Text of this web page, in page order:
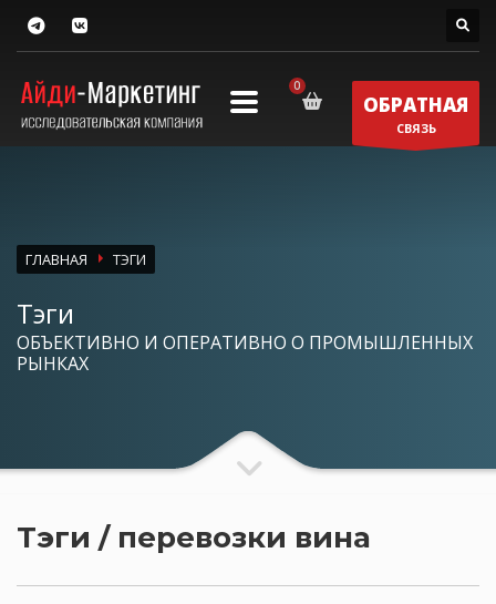
ОБРАТНАЯ
СВЯЗЬ
ГЛАВНАЯ ТЭГИ
Тэги
ОБЪЕКТИВНО И ОПЕРАТИВНО О ПРОМЫШЛЕННЫХ
РЫНКАХ
Тэги / перевозки вина